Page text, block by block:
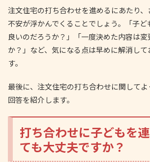
注文住宅の打ち合わせを進めるにあたり
不安が浮かんでくることでしょう。「子ど
良いのだろうか？」「一度決めた内容は変
か？」など、気になる点は早めに解消し
す。
最後に、注文住宅の打ち合わせに関して
回答を紹介します。
打ち合わせに子どもを
ても大丈夫ですか？